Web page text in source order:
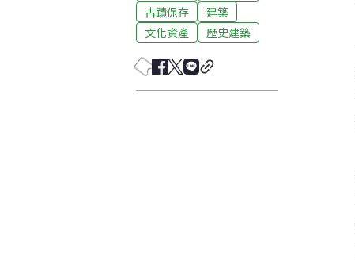
古蹟保存
建築
文化資產
歷史建築